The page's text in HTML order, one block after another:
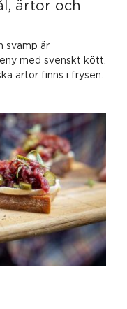
ärtor och
svamp är
med svenskt kött.
ärtor finns i frysen.